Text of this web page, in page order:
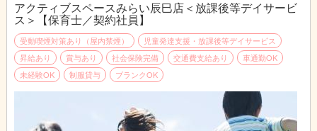
◎協調トレーニング
運動用具、ボール等でのトレーニングで、
基本的運動神経の向上、体力強化につなげます。
◎ソーシャルスキルトレーニング
絵カードや課題をこなすことで自信をつけ、
コミュニケーション力・応答力・表現力など能力アップを図りま
アクティブスペースみらい辰巳店＜放課後等デイサービ
ス＞【保育士／契約社員】
受動喫煙対策あり（屋内禁煙）
児童発達支援・放課後等デイサービス
昇給あり
賞与あり 社会保険完備 交通費支給あり
車通勤OK
未経験OK
制服貸与 ブランクOK